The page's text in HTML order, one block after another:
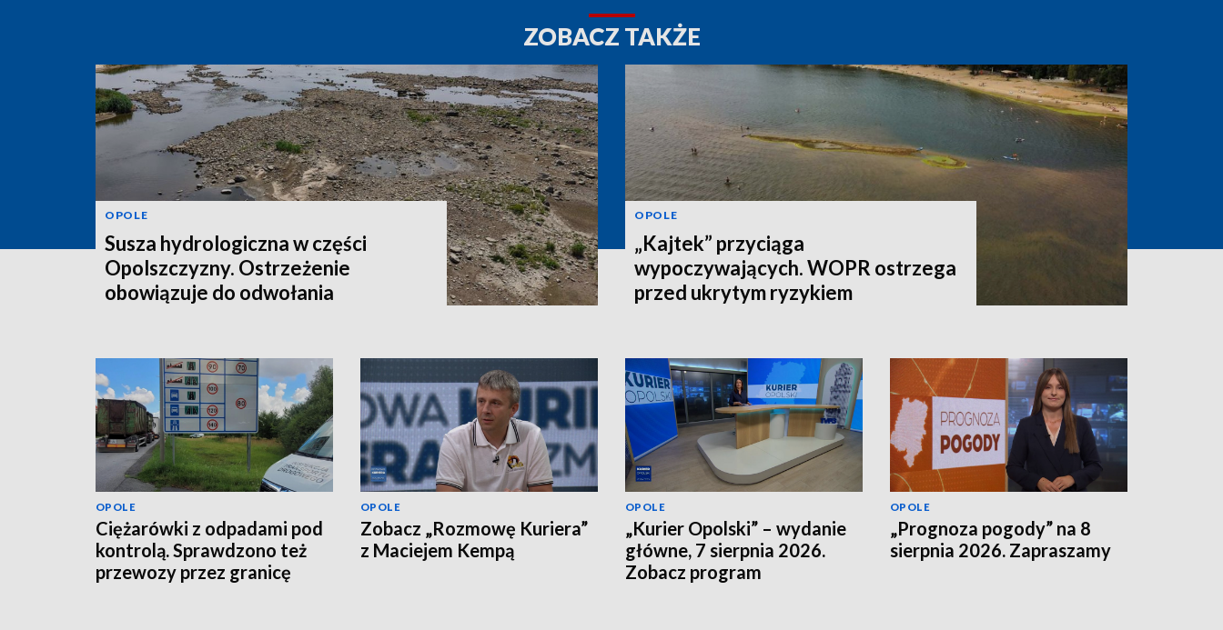
ZOBACZ TAKŻE
OPOLE
Susza hydrologiczna w części
Opolszczyzny. Ostrzeżenie
obowiązuje do odwołania
OPOLE
„Kajtek” przyciąga
wypoczywających. WOPR ostrzega
przed ukrytym ryzykiem
OPOLE
Ciężarówki z odpadami pod
kontrolą. Sprawdzono też
przewozy przez granicę
OPOLE
Zobacz „Rozmowę Kuriera”
z Maciejem Kempą
OPOLE
„Kurier Opolski” – wydanie
główne, 7 sierpnia 2026.
Zobacz program
OPOLE
„Prognoza pogody” na 8
sierpnia 2026. Zapraszamy